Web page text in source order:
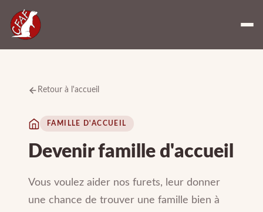
Retour à l'accueil
FAMILLE D'ACCUEIL
Devenir famille d'accueil
Vous voulez aider nos furets, leur donner
une chance de trouver une famille bien à